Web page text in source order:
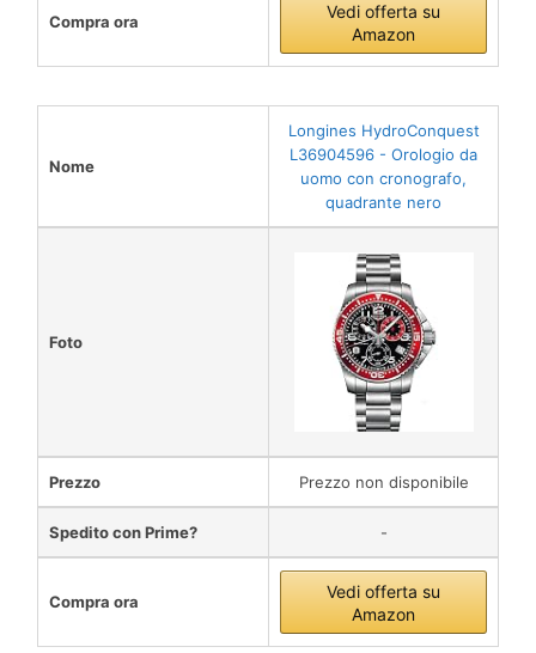
Compra ora
Vedi offerta su
Amazon
Nome
Longines HydroConquest
L36904596 - Orologio da
uomo con cronografo,
quadrante nero
Foto
Prezzo Prezzo non disponibile
Spedito con Prime? -
Compra ora
Vedi offerta su
Amazon